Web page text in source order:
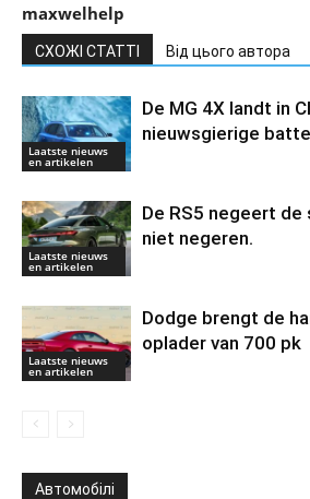
maxwelhelp
СХОЖІ СТАТТІ Від цього автора
Laatste nieuws
en artikelen
De MG 4X landt in
nieuwsgierige
Laatste nieuws
en artikelen
De RS5 negeert
niet negeren.
Laatste nieuws
en artikelen
Dodge brengt de
oplader van 700 pk
Автомобілі